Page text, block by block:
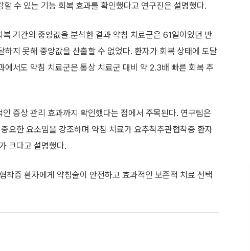
수 있는 기능 회복 효과를 확인했다고 연구진은 설명했다.
기간의 중앙값을 분석한 결과 약침 치료군은 61일이었던 반
지 못해 중앙값을 산출할 수 없었다. 환자가 회복 상태에 도달
서도 약침 치료군은 통상 치료군 대비 약 2.3배 빠른 회복 추
증상 관리 효과까지 확인했다는 점에서 주목된다. 연구팀은
요한 요소임을 강조하며 약침 치료가 요추척추관협착증 환자
크다고 설명했다.
착증 환자에게 약침술이 안전하고 효과적인 보존적 치료 선택